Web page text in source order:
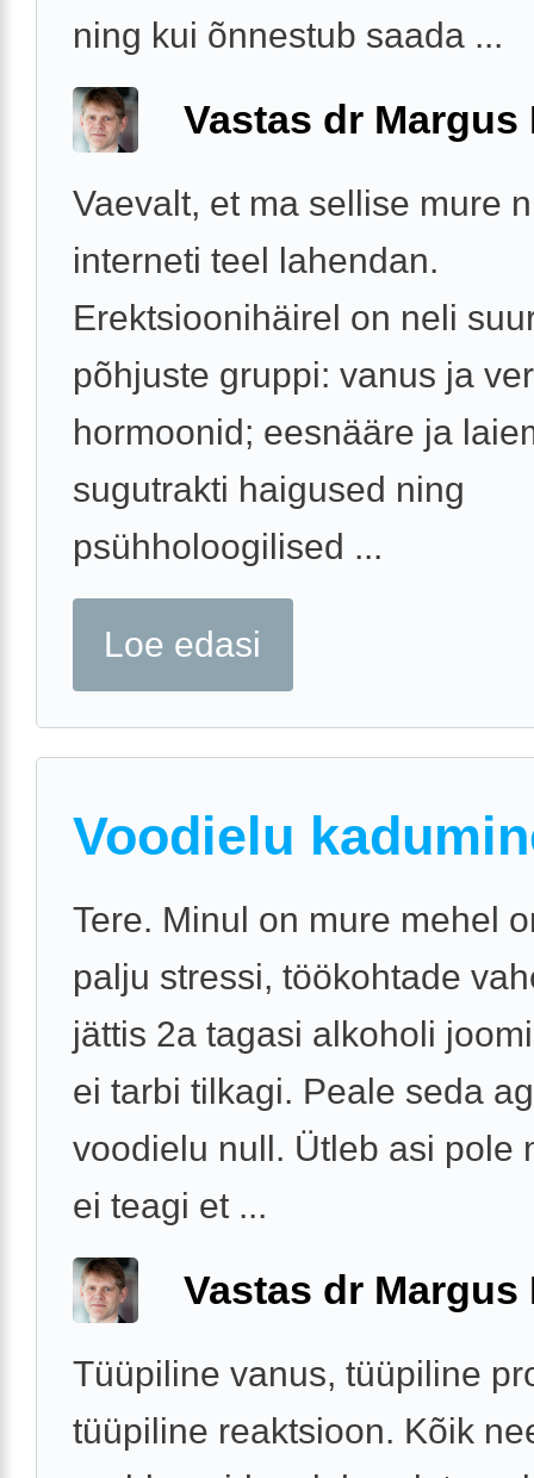
ning kui õnnestub saada ...
Vastas dr Margus
Vaevalt, et ma sellise mure
interneti teel lahendan.
Erektsioonihäirel on neli
põhjuste gruppi: vanus ja
hormoonid; eesnääre ja
sugutrakti haigused ning
psühholoogilised ...
Loe edasi
Voodielu
Tere. Minul on mure mehel
palju stressi, töökohtade
jättis 2a tagasi alkoholi
ei tarbi tilkagi. Peale seda
voodielu null. Ütleb asi pole
ei teagi et ...
Vastas dr Margus
Tüüpiline vanus, tüüpiline
tüüpiline reaktsioon. Kõik